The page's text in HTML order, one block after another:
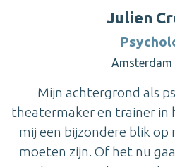
Julien
Amsterdam
Mijn achtergrond als
theatermaker en trainer in
mij een bijzondere blik op
moeten zijn. Of het nu